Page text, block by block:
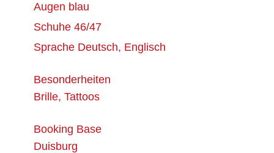
Augen blau
Schuhe 46/47
Sprache Deutsch, Englisch
Besonderheiten
Brille, Tattoos
Booking Base
Duisburg